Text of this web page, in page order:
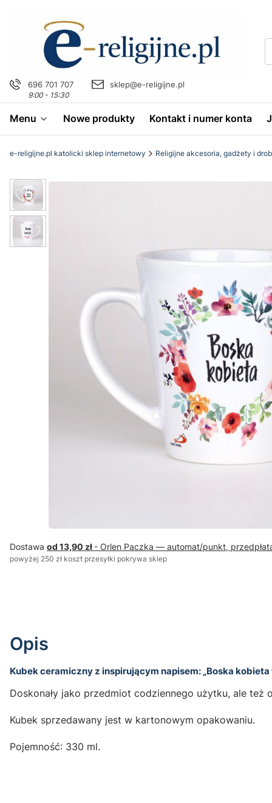
696 701 707
9:00 - 15:30
sklep@e-religijne.pl
Menu Nowe produkty Kontakt i numer konta
e-religijne.pl katolicki sklep internetowy Religijne akcesoria, gadżety i
Dostawa od 13,90 zł - Orlen Paczka — automat/punkt,
powyżej 250 zł koszt przesyłki pokrywa sklep
Opis
Kubek ceramiczny z inspirującym napisem: „Boska kobieta
Doskonały jako przedmiot codziennego użytku, ale
Kubek sprzedawany jest w kartonowym opakowaniu.
Pojemność: 330 ml.